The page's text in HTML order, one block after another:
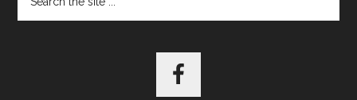
the